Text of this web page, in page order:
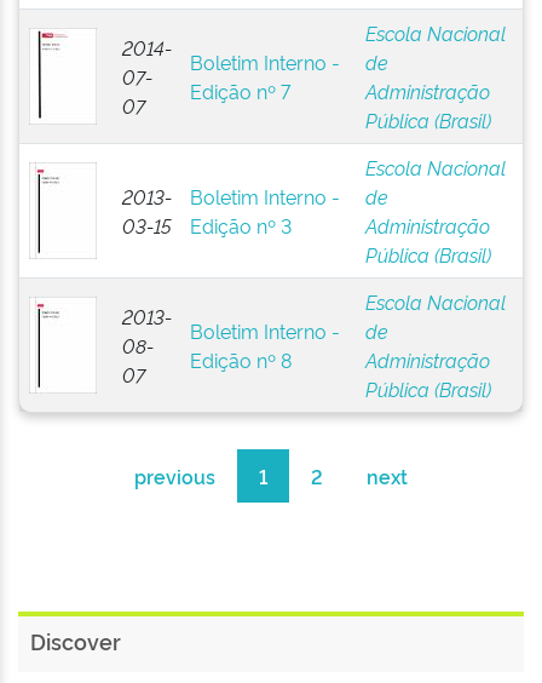
2014-
07-
07
Boletim Interno -
Edição nº 7
Escola Nacional
de
Administração
Pública (Brasil)
2013-
03-15
Boletim Interno -
Edição nº 3
Escola Nacional
de
Administração
Pública (Brasil)
2013-
08-
07
Boletim Interno -
Edição nº 8
Escola Nacional
de
Administração
Pública (Brasil)
previous 1 2 next
Discover